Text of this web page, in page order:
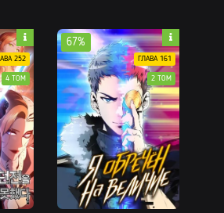
252
4 ТОМ
67%
ГЛАВА 161
2 ТОМ